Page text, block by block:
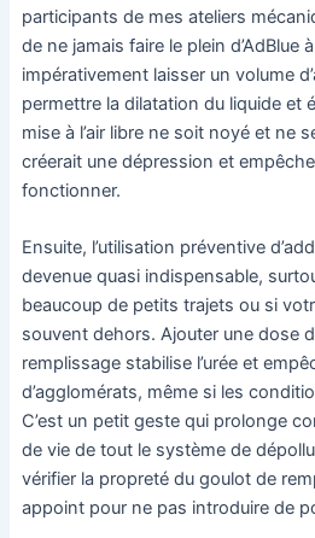
participants de mes ateliers
de ne jamais faire le plein d’AdBlue
impérativement laisser un volume
permettre la dilatation du liquide et
mise à l’air libre ne soit noyé et ne
créerait une dépression et
fonctionner.
Ensuite, l’utilisation préventive
devenue quasi indispensable,
beaucoup de petits trajets ou si
souvent dehors. Ajouter une dose
remplissage stabilise l’urée et
d’agglomérats, même si les
C’est un petit geste qui prolonge
de vie de tout le système de
vérifier la propreté du goulot de
appoint pour ne pas introduire de